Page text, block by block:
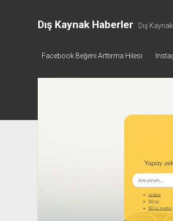
Dış Kaynak Haberler Dış
Facebook Beğeni Arttırma Hilesi